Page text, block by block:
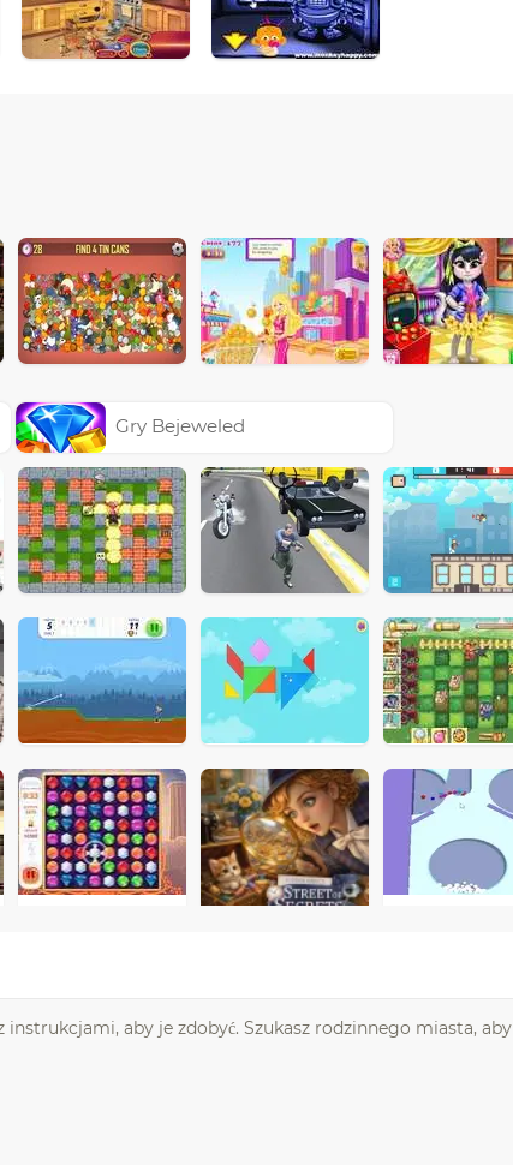
Gry Bejeweled
aby je zdobyć. Szukasz rodzinnego miasta, aby